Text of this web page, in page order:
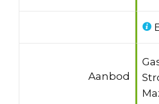
Aanbod